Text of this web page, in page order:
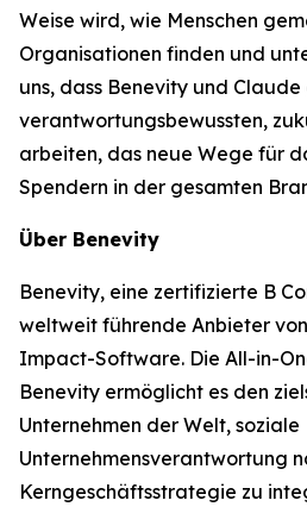
Weise wird, wie Menschen
Organisationen finden und
uns, dass Benevity und
verantwortungsbewussten,
arbeiten, das neue Wege für
Spendern in der gesamten
Über Benevity
Benevity, eine zertifizierte B
weltweit führende Anbieter
Impact-Software. Die All-in-
Benevity ermöglicht es den
Unternehmen der Welt, soziale
Unternehmensverantwortung
Kerngeschäftsstrategie zu